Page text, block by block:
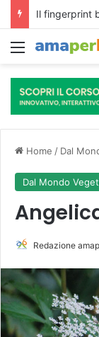
Menu
Home / Dal
Dal Mondo
Redazione